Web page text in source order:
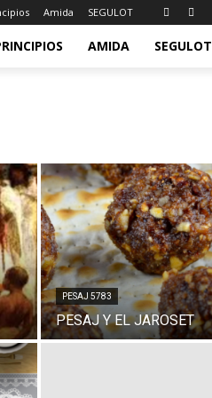
Amida SEGULOT
AMIDA SEGULOT
PESAJ 5783
PESAJ Y EL JAROSET